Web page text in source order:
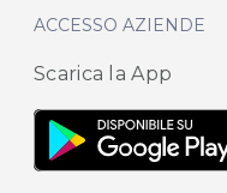
ACCESSO AZIENDE
Scarica la App